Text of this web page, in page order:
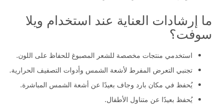
ما إرشادات العناية عند استخدام ويلا
سوفت؟
استخدمي منتجات مخصصة للشعر المصبوغ للحفاظ على اللون.
تجنبي التعرض المفرط لأشعة الشمس وأدوات التصفيف الحرارية.
يُحفظ في مكان بارد وجاف بعيدًا عن أشعة الشمس المباشرة.
يُحفظ بعيدًا عن متناول الأطفال.